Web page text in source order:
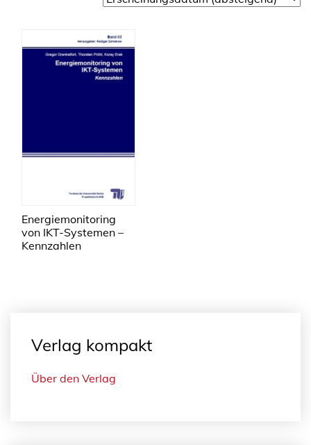
Energiemonitoring
von IKT-Systemen –
Kennzahlen
Verlag kompakt
Über den Verlag